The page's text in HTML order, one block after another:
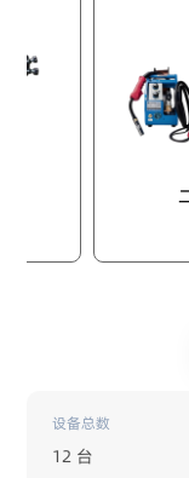
二保焊机
设备总数
12 台